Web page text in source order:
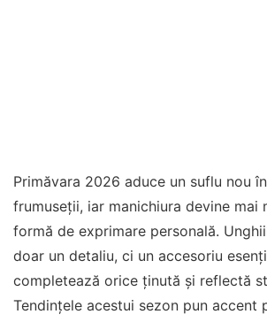
Primăvara 2026 aduce un suflu nou
frumuseții, iar manichiura devine mai
formă de exprimare personală.
doar un detaliu, ci un accesoriu
completează orice ținută și reflectă
Tendințele acestui sezon pun accent